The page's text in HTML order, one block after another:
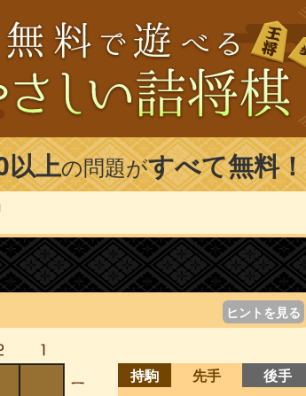
以上の問題がすべて無料！
ヒントを見る
持駒 先手 後手